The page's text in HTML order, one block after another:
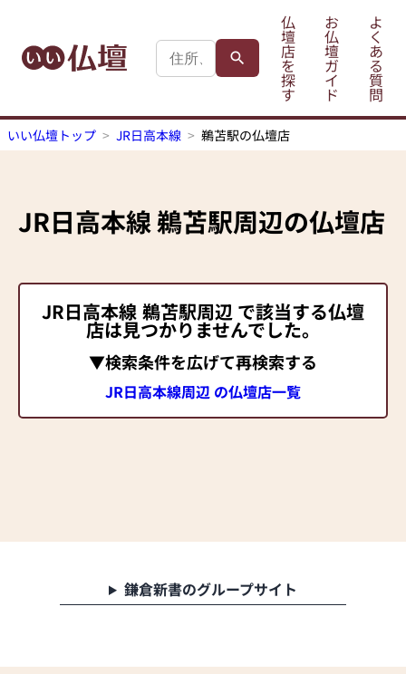
仏
壇
店
を
探
す
お
仏
壇
ガ
イ
ド
よ
く
あ
る
質
問
いい仏壇トップ JR日高本線 鵜苫駅の仏壇店
JR日高本線鵜苫駅周辺の仏壇店
JR日高本線 鵜苫駅周辺 で該当する仏壇
店は見つかりませんでした。
▼検索条件を広げて再検索する
JR日高本線周辺 の仏壇店一覧
鎌倉新書のグループサイト